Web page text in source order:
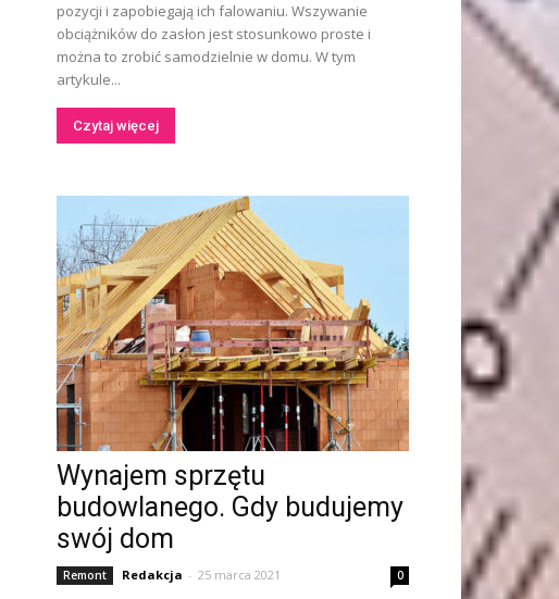
pozycji i zapobiegają ich falowaniu. Wszywanie
obciążników do zasłon jest stosunkowo proste i
można to zrobić samodzielnie w domu. W tym
artykule...
Czytaj więcej
Wynajem sprzętu
budowlanego. Gdy budujemy
swój dom
Remont Redakcja - 25 marca 2021 0